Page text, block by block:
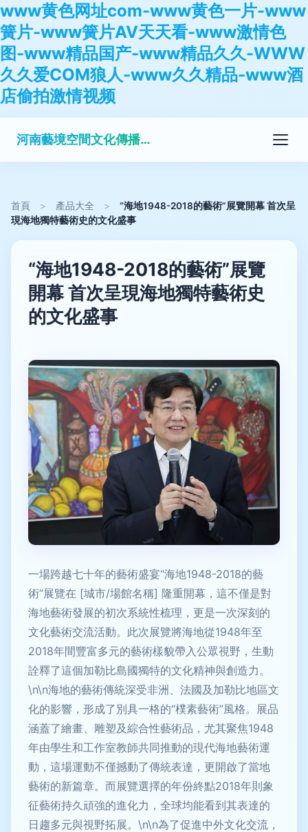
www黄色网址com-www黄色一片-www
簧片-www簧片AV天天看-www激情色
图-www精品国产-www精品久久-WWW
久久爱COM狼人-www久久精品-www酒
店偷拍激情视频
河南藝境空間文化傳播有限公司
首頁 > 產品大全 >
“海地1948-2018的藝術”展覽開幕 首次呈
現海地獨特藝術史的文化盛事
“海地1948-2018的藝術”展覽
開幕 首次呈現海地獨特藝術史
的文化盛事
一場跨越七十年的藝術盛宴“海地1948-2018的藝
術”展覽在 [城市/場館名稱] 隆重開幕，這不僅是對
海地藝術發展的初次系統性梳理，更是一次深刻的
文化藝術交流活動。此次展覽將海地從1948年至
2018年間豐富多元的藝術樣貌帶入公眾視野，生動
詮釋了這個加勒比島國獨特的文化精神與創造力。
\n\n海地的藝術傳統深受非洲、法國及加勒比地區文
化的影響，形成了別具一格的“樸素藝術”風格。展品
涵蓋了繪畫、雕塑及綜合性藝術品，尤其聚焦1948
年由學生和工作室教師共同推動的現代海地藝術運
動，這場運動不僅撼動了傳統表達，更開啟了當地
藝術的新篇章。而展覽選擇的年份終點2018年則象
征藝術持久頑強的進化力，全球均能看到其表達的
日趨多元與視野拓展。\n\n為了促進中外文化交流，